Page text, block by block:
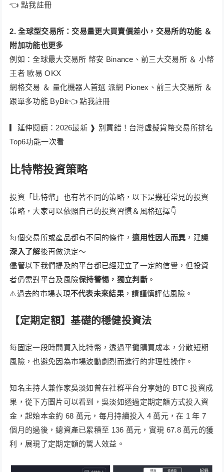
👈 點我註冊
2. 全球型交易所：交易量更大買賣價差小，交易所的功能 ＆
附加功能也更多
例如：全球最大交易所 幣安 Binance、前三大交易所 ＆ 小幣
王者 歐易 OKX
網格交易 ＆ 量化機器人首選 派網 Pionex、前三大交易所 ＆
跟單多功能 ByBit👈 點我註冊
▎延伸閱讀：2026最新 ❱ 別買錯！台灣虛擬貨幣交易所排名
Top6功能一次看
比特幣投資策略
投資「比特幣」也有著不同的策略，以下是幾種常見的投資
策略，大家可以依照自己的投資習慣＆風格選擇👇
每個交易所或產品都有不同的條件，適用性因人而異 ，建議
深入了解後再做決定～
儘管以下我們提及的平台都已經建立了一定的信譽，但投資
者仍需對平台及風險保持警惕，獨立判斷。
⚠️過去的市場表現不代表未來結果 ，請謹慎評估風險。
【定期定額】基礎的穩健投資法
每固定一段時間買入比特幣，透過平攤購買成本，分散短期
風險，也避免因為市場波動劇烈而進行的非理性操作。
知名主持人兼作家吳淡如曾在社群平台分享她的 BTC 投資成
果，從下方圖片可以看到，吳淡如透過定期定額方式投入資
金，起始本金約 68 萬元，每月持續投入 4 萬元，在 1 年 7
個月的過後，總資產已累積至 136 萬元，實現 67.8 萬元的獲
利，展現了定期定額的驚人效益。